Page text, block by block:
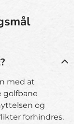
med at
golfbane
og
forhindres.